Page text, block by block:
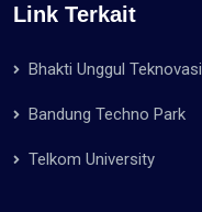
Link Terkait
Bhakti Unggul Teknovasi
Bandung Techno Park
Telkom University